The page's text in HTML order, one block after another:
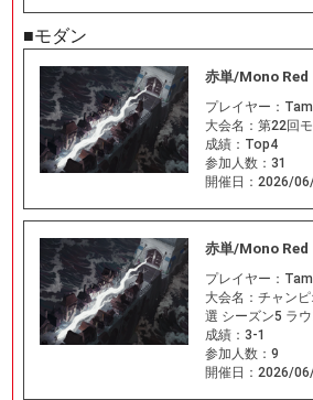
■モダン
赤単/Mono Red
プレイヤー：
大会名： 第22回
成績： Top4
参加人数： 31
開催日： 2026/
赤単/Mono Red
プレイヤー：
大会名： チャン
選 シーズン5 ラ
成績： 3-1
参加人数： 9
開催日： 2026/